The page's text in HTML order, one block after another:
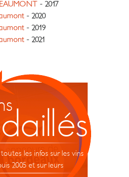
- 2017
- 2020
- 2019
- 2021
les infos sur les vins
2005 et sur leurs